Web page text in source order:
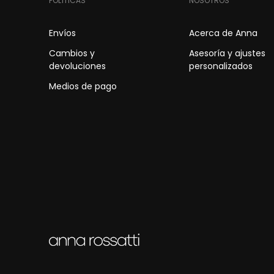
Envíos
Cambios y
devoluciones
Medios de pago
Acerca de Anna
Asesoría y ajustes
personalizados